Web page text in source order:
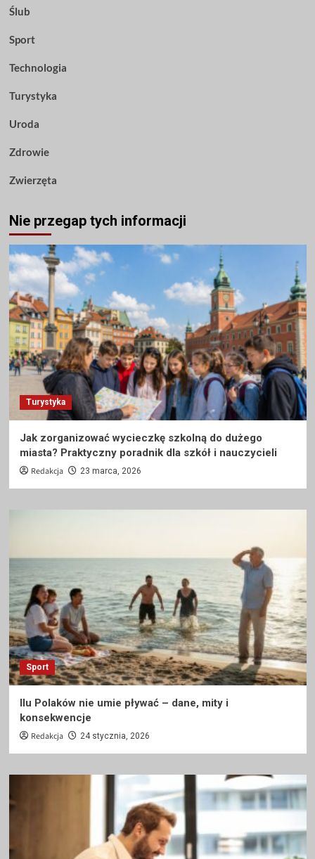
Ślub
Sport
Technologia
Turystyka
Uroda
Zdrowie
Zwierzęta
Nie przegap tych informacji
Turystyka
Jak zorganizować wycieczkę szkolną do dużego
miasta? Praktyczny poradnik dla szkół i nauczycieli
Redakcja 23 marca, 2026
Sport
Ilu Polaków nie umie pływać – dane, mity i
konsekwencje
Redakcja 24 stycznia, 2026